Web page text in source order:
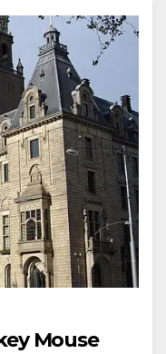
Mouse